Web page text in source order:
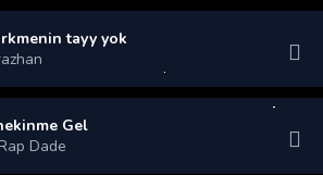
tayy yok
Gel
Dade